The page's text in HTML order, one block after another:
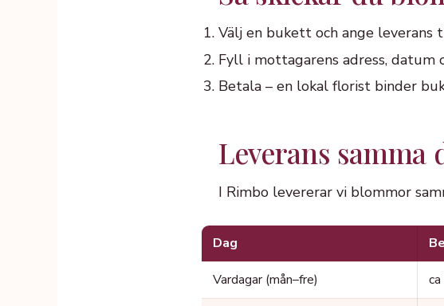
Välj en bukett och ange leverans
Fyll i mottagarens adress, datum
Betala – en lokal florist binder
Leverans samma
I Rimbo levererar vi blommor
Dag
Vardagar (mån–fre)